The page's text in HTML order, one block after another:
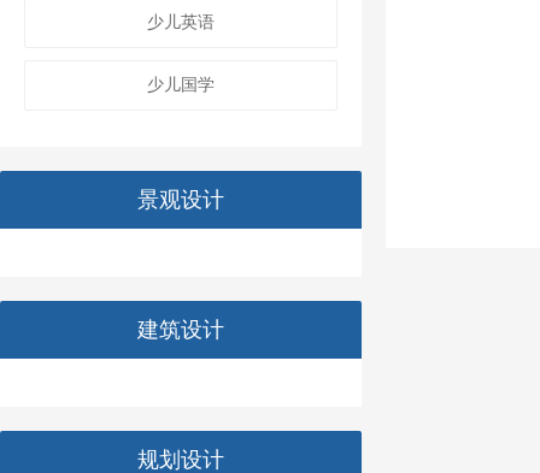
少儿英语
少儿国学
景观设计
建筑设计
规划设计